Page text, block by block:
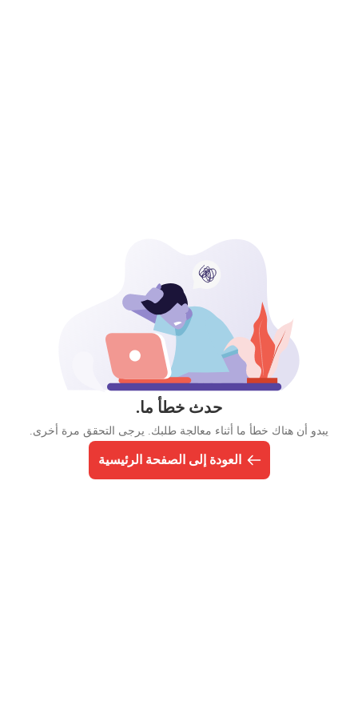
حدث خطأ ما.
يبدو أن هناك خطأ ما أثناء معالجة طلبك. يرجى التحقق مرة أخرى.
العودة إلى الصفحة الرئيسية